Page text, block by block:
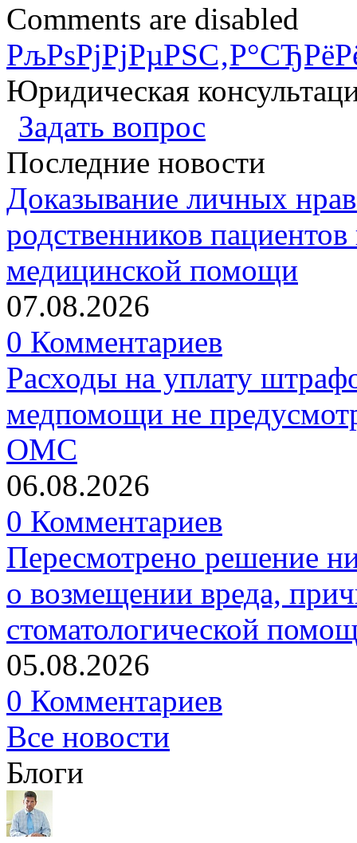
Comments are disabled
Юридическая
Задать вопрос
Последние новости
Доказывание личных
родственников
медицинской помощи
07.08.2026
0 Комментариев
Расходы на уплату
медпомощи не
ОМС
06.08.2026
0 Комментариев
Пересмотрено решение
о возмещении вреда,
стоматологической
05.08.2026
0 Комментариев
Все новости
Блоги